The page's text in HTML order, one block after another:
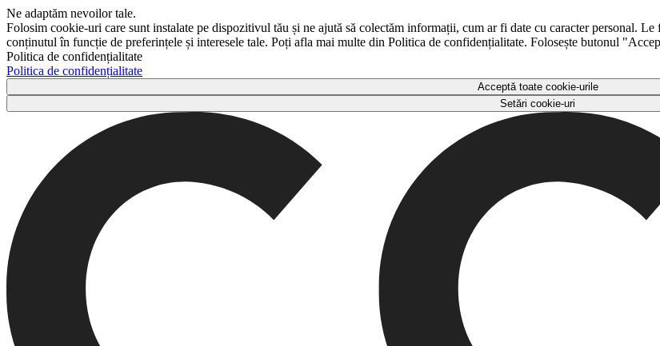
Ne adaptăm nevoilor tale.
Folosim cookie-uri care sunt instalate pe dispozitivul tău și ne ajută să colectăm informații, cum ar fi date cu caracter personal.
conținutul în funcție de preferințele și interesele tale. Poți afla mai multe din Politica de confidențialitate. Folosește butonul
Politica de confidențialitate
Politica de confidențialitate
Acceptă toate cookie-urile
Setări cookie-uri